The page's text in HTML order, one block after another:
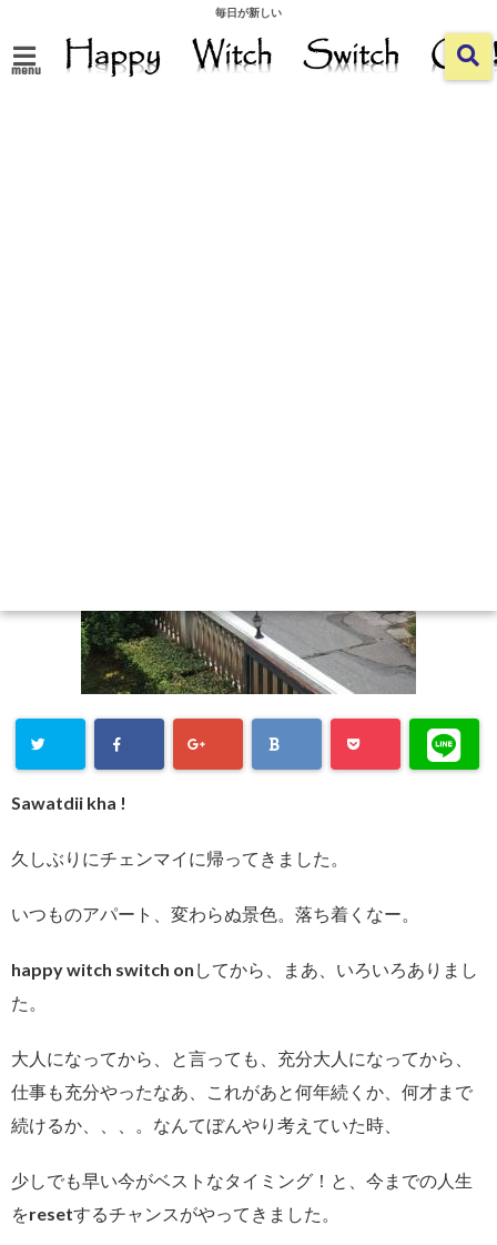
毎日が新しい
menu
Sawatdii kha !
久しぶりにチェンマイに帰ってきました。
いつものアパート、変わらぬ景色。落ち着くなー。
happy witch switch onしてから、まあ、いろいろありまし
た。
大人になってから、と言っても、充分大人になってから、
仕事も充分やったなあ、これがあと何年続くか、何才まで
続けるか、、、。なんてぼんやり考えていた時、
少しでも早い今がベストなタイミング！と、今までの人生
をresetするチャンスがやってきました。